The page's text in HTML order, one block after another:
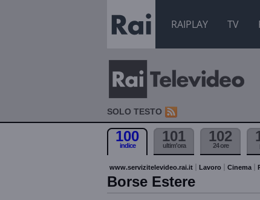
RAIPLAY TV
SOLO TESTO
100
indice
101
ultim'ora
102
24 ore
www.servizitelevideo.rai.it Lavoro Cinema
Borse Estere